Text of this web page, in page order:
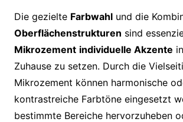
Die gezielte Farbwahlund die
Oberflächenstrukturen sind
Mikrozement individuelle Akzente
Zuhause zu setzen. Durch die
Mikrozement können harmonische
kontrastreiche Farbtöne eingesetzt
bestimmte Bereiche hervorzuheben